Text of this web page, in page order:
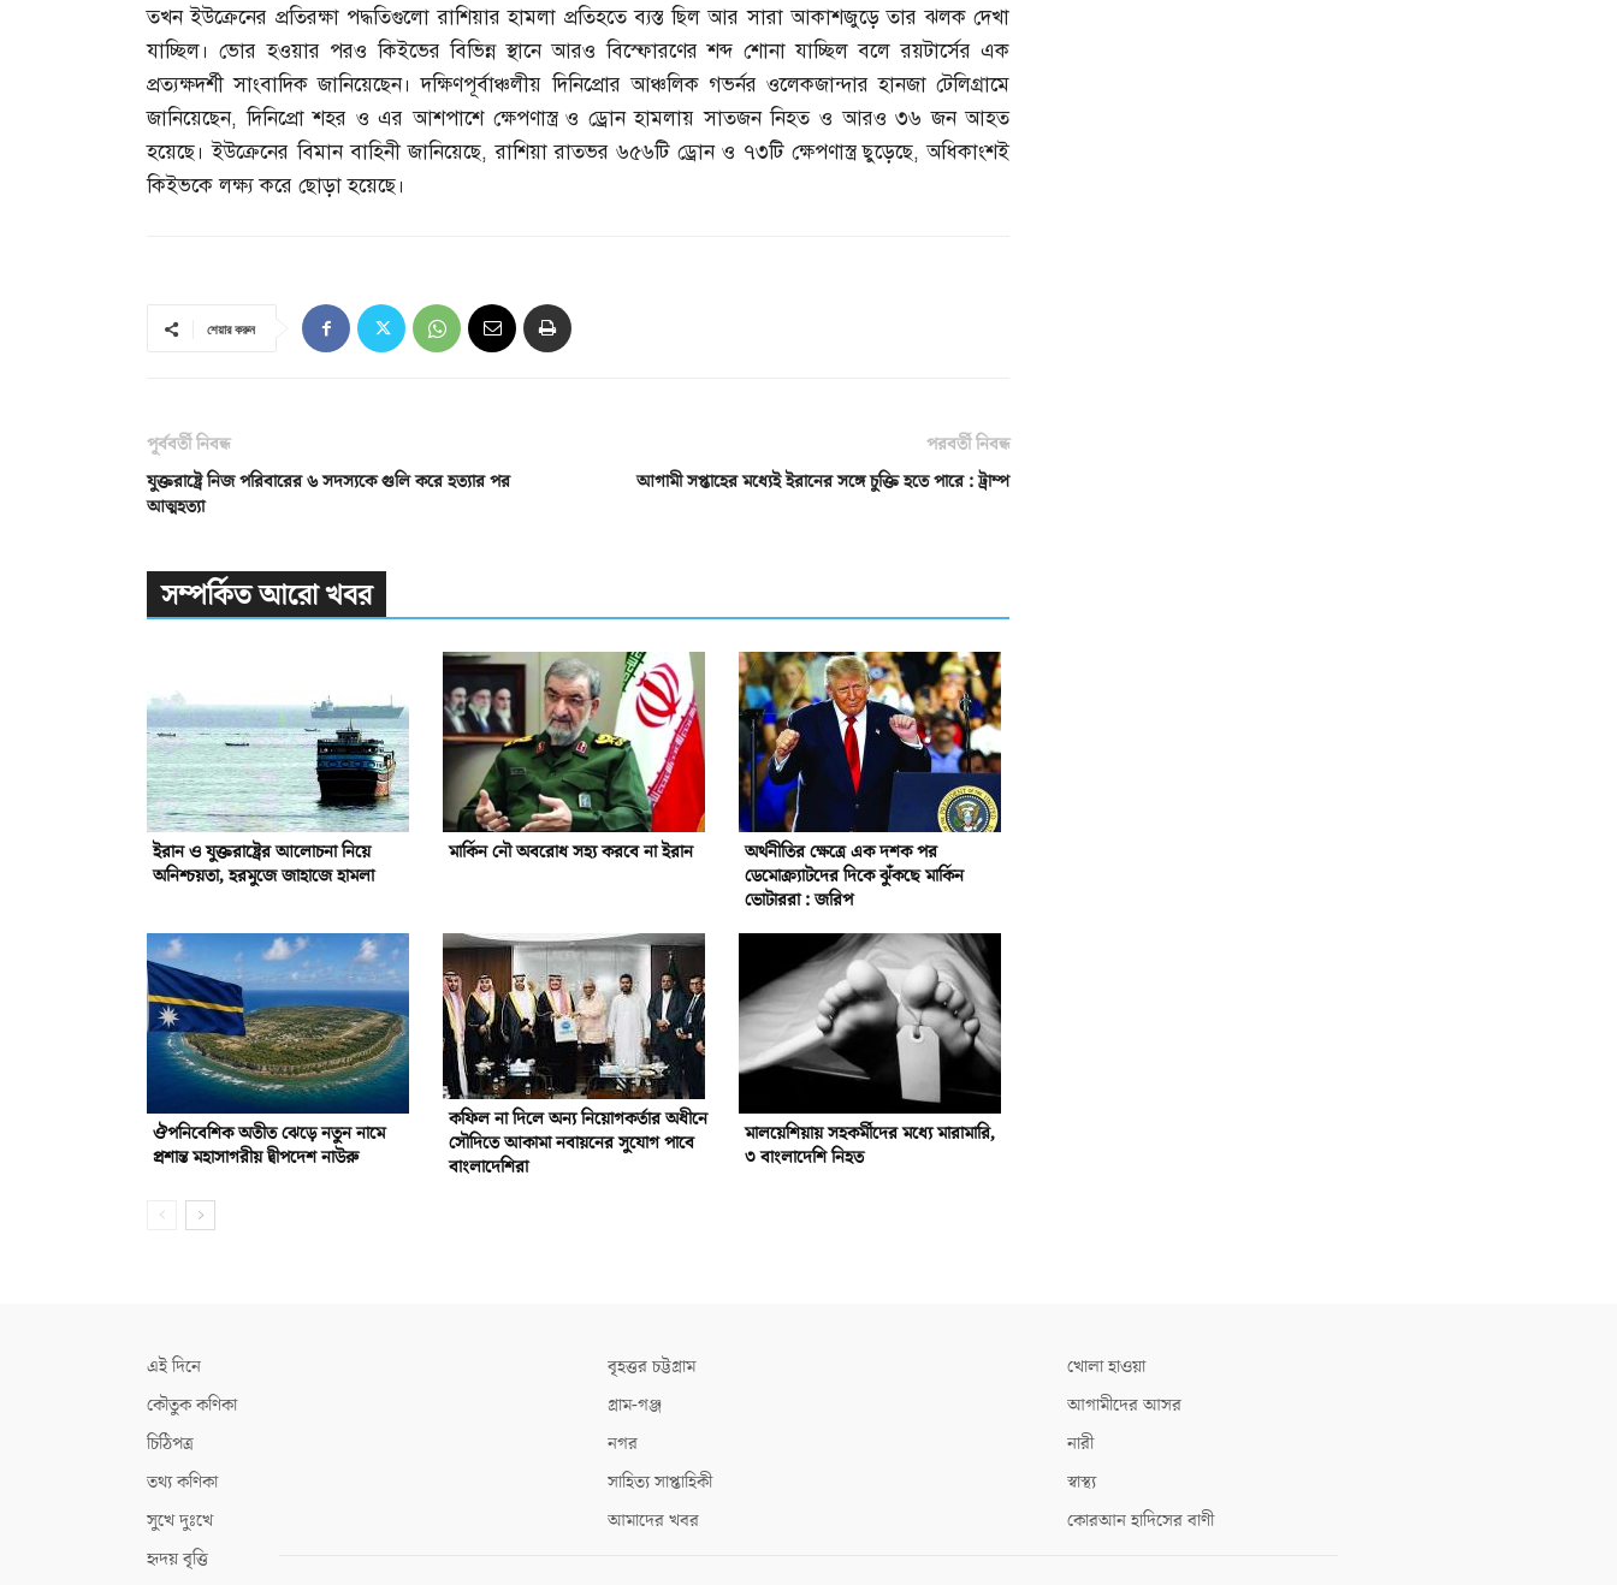
তখন ইউক্রেনের প্রতিরক্ষা পদ্ধতিগুলো রাশিয়ার হামলা প্রতিহতে ব্যস্ত ছিল আর সারা আকাশজুড়ে তার ঝলক দেখা
যাচ্ছিল। ভোর হওয়ার পরও কিইভের বিভিন্ন স্থানে আরও বিস্ফোরণের শব্দ শোনা যাচ্ছিল বলে রয়টার্সের এক
প্রত্যক্ষদর্শী সাংবাদিক জানিয়েছেন। দক্ষিণপূর্বাঞ্চলীয় দিনিপ্রোর আঞ্চলিক গভর্নর ওলেকজান্দার হানজা টেলিগ্রামে
জানিয়েছেন,দিনিপ্রো শহর ও এর আশপাশে ক্ষেপণাস্ত্র ও ড্রোন হামলায় সাতজন নিহত ও আরও ৩৬ জন আহত
হয়েছে। ইউক্রেনের বিমান বাহিনী জানিয়েছে,রাশিয়া রাতভর ৬৫৬টি ড্রোন ও ৭৩টি ক্ষেপণাস্ত্র ছুড়েছে,অধিকাংশই
কিইভকে লক্ষ্য করে ছোড়া হয়েছে।
শেয়ার করুন
পূর্ববর্তী নিবন্ধ
যুক্তরাষ্ট্রে নিজ পরিবারের ৬ সদস্যকে গুলি করে হত্যার পর
আত্মহত্যা
পরবর্তী নিবন্ধ
আগামী সপ্তাহের মধ্যেই ইরানের সঙ্গে চুক্তি হতে পারে : ট্রাম্প
সম্পর্কিত আরো খবর
ইরান ও যুক্তরাষ্ট্রের আলোচনা নিয়ে
অনিশ্চয়তা, হরমুজে জাহাজে হামলা
মার্কিন নৌ অবরোধ সহ্য করবে না ইরান
অর্থনীতির ক্ষেত্রে এক দশক পর
ডেমোক্র্যাটদের দিকে ঝুঁকছে মার্কিন
ভোটাররা : জরিপ
ঔপনিবেশিক অতীত ঝেড়ে নতুন নামে
প্রশান্ত মহাসাগরীয় দ্বীপদেশ নাউরু
কফিল না দিলে অন্য নিয়োগকর্তার অধীনে
সৌদিতে আকামা নবায়নের সুযোগ পাবে
বাংলাদেশিরা
মালয়েশিয়ায় সহকর্মীদের মধ্যে মারামারি,
৩ বাংলাদেশি নিহত
এই দিনে
কৌতুক কণিকা
চিঠিপত্র
তথ্য কণিকা
সুখে দুঃখে
হৃদয় বৃত্তি
বৃহত্তর চট্টগ্রাম
গ্রাম-গঞ্জ
নগর
সাহিত্য সাপ্তাহিকী
আমাদের খবর
খোলা হাওয়া
আগামীদের আসর
নারী
স্বাস্থ্য
কোরআন হাদিসের বাণী